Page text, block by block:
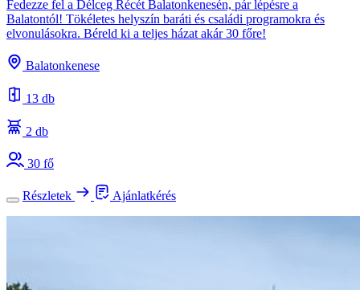
Fedezze fel a Délceg Récét Balatonkenesén, pár lépésre a
Balatontól! Tökéletes helyszín baráti és családi programokra és
elvonulásokra. Béreld ki a teljes házat akár 30 főre!
Balatonkenese
13 db
2 db
30 fő
Részletek Ajánlatkérés